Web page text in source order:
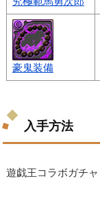
豪鬼装備
入手方法
遊戯王コラボガチャ